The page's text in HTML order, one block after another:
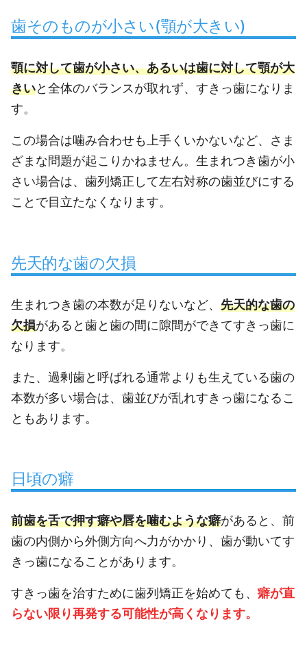
歯そのものが小さい(顎が大きい)
顎に対して歯が小さい、あるいは歯に対して顎が大
きいと全体のバランスが取れず、すきっ歯になりま
す。
この場合は噛み合わせも上手くいかないなど、さま
ざまな問題が起こりかねません。生まれつき歯が小
さい場合は、歯列矯正して左右対称の歯並びにする
ことで目立たなくなります。
先天的な歯の欠損
生まれつき歯の本数が足りないなど、 先天的な歯の
欠損があると歯と歯の間に隙間ができてすきっ歯に
なります。
また、過剰歯と呼ばれる通常よりも生えている歯の
本数が多い場合は、歯並びが乱れすきっ歯になるこ
ともあります。
日頃の癖
前歯を舌で押す癖や唇を噛むような癖があると、前
歯の内側から外側方向へ力がかかり、歯が動いてす
きっ歯になることがあります。
すきっ歯を治すために歯列矯正を始めても、癖が直
らない限り再発する可能性が高くなります。